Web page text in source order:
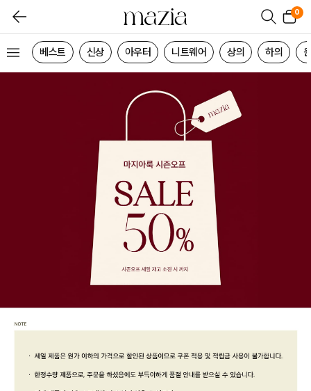
0
베스트 신상 아우터 니트웨어 상의 하의